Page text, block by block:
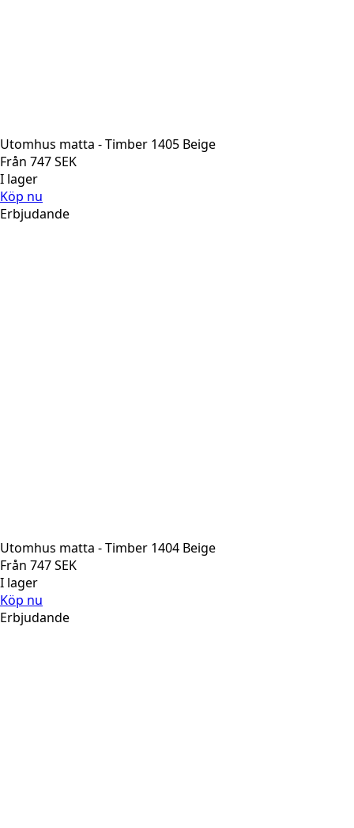
Utomhus matta - Timber 1405 Beige
Från 747SEK
I lager
Köp nu
Erbjudande
Utomhus matta - Timber 1404 Beige
Från 747SEK
I lager
Köp nu
Erbjudande